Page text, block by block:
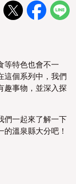
等特色也會不一
這個系列中，我們
趣事物，並深入探
們一起來了解一下
溫泉縣大分吧！